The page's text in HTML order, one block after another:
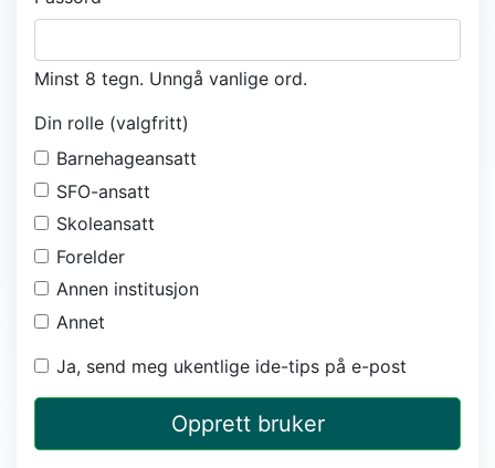
Minst 8 tegn. Unngå vanlige ord.
Din rolle (valgfritt)
Barnehageansatt
SFO-ansatt
Skoleansatt
Forelder
Annen institusjon
Annet
Ja, send meg ukentlige ide-tips på e-post
Opprett bruker